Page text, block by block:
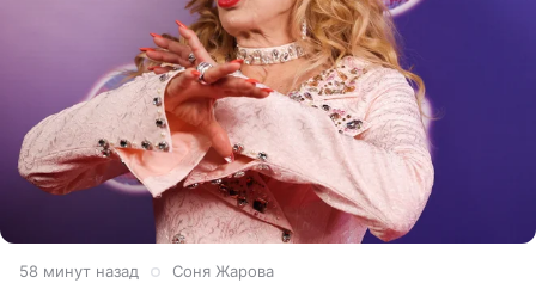
58 минут назад Соня Жарова